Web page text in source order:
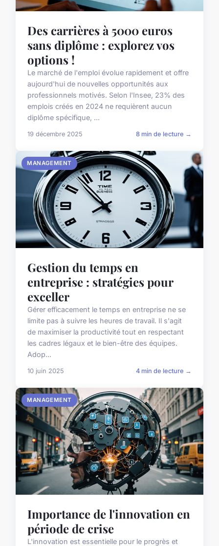
Des carrières à 5000 euros
sans diplôme : explorez vos
options !
Le marché de l'emploi évolue rapidement et offre
aujourd'hui de nouvelles opportunités aux
professionnels motivés. Selon l'Insee, 23% des
emplois créés en 2024 ne requièrent aucun
diplôme spécifique, ...
19 décembre 2025 8 min de lecture →
MANAGEMENT
Gestion du temps en
entreprise : stratégies pour
exceller
Gérer efficacement le temps en entreprise ne se
limite pas à suivre les heures de travail. Il s'agit
de maximiser la productivité tout en respectant
les cadres légaux et le bien-être des équipes.
Adop...
10 juin 2025 4 min de lecture →
MANAGEMENT
Importance de l'innovation en
période de crise
L'innovation est essentielle pour le progrès et